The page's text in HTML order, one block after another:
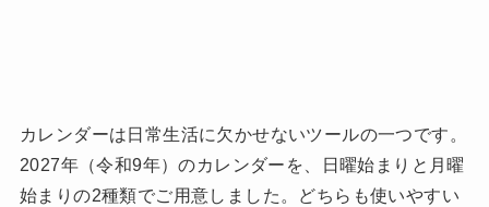
カレンダーは日常生活に欠かせないツールの一つです。
2027年（令和9年）のカレンダーを、日曜始まりと月曜
始まりの2種類でご用意しました。どちらも使いやすい